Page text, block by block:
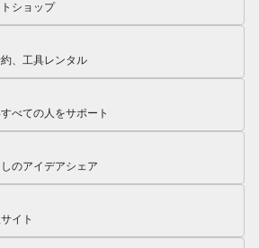
ショップ
、工具レンタル
べての人をサポート
のアイデアシェア
イト